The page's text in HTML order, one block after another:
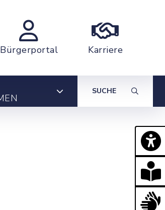
Bürgerportal Karriere
SUCHE